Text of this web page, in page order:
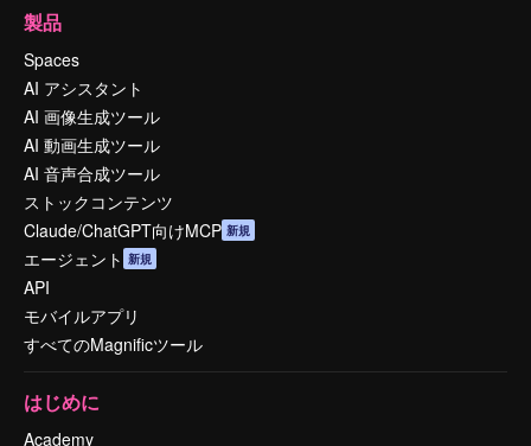
製品
Spaces
AI アシスタント
AI 画像生成ツール
AI 動画生成ツール
AI 音声合成ツール
ストックコンテンツ
Claude/ChatGPT向けMCP 新規
エージェント 新規
API
モバイルアプリ
すべてのMagnificツール
はじめに
Academy